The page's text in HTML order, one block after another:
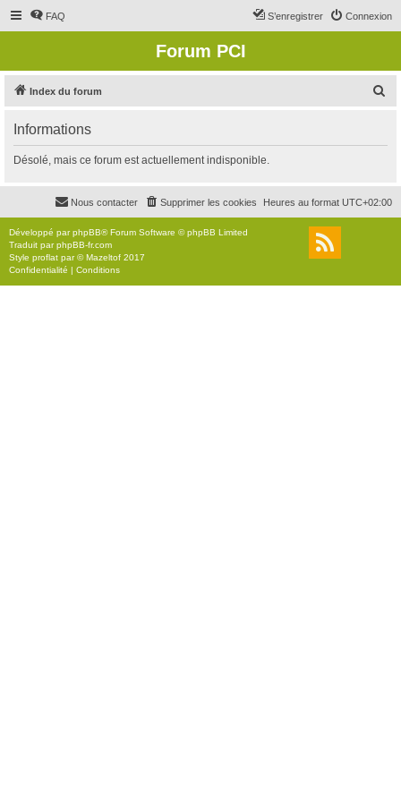
FAQ Connexion
S’enregistrer
Forum PCI
Index du forum
r
c
r
Informations
Désolé, mais ce forum est actuellement indisponible.
Heures au format UTC+02:00
Supprimer les cookies
Nous contacter
Développé parphpBB® Forum Software © phpBB Limited
Traduit parphpBB-fr.com
Style proflat par ©Mazeltof 2017
Confidentialité | Conditions